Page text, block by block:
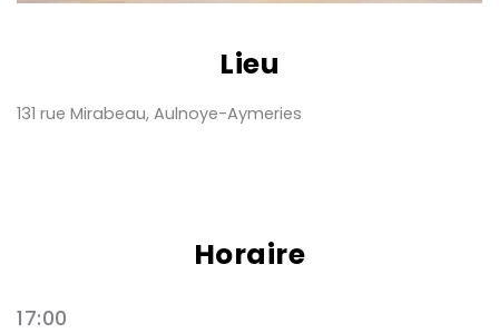
Lieu
131 rue Mirabeau, Aulnoye-Aymeries
Horaire
17:00